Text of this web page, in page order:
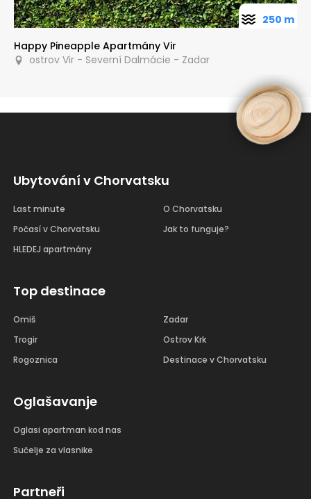
Happy Pineapple Apartmány Vir
ostrov Vir - Severní Dalmácie - Zadar
250 m
Ubytování v Chorvatsku
Last minute
Počasí v Chorvatsku
HLEDEJ apartmány
O Chorvatsku
Jak to funguje?
Top destinace
Omiš
Trogir
Rogoznica
Zadar
Ostrov Krk
Destinace v Chorvatsku
Oglašavanje
Oglasi apartman kod nas
Sučelje za vlasnike
Partneři